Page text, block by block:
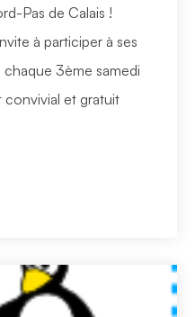
Pas de Calais !
à participer à ses
chaque 3ème samedi
et gratuit